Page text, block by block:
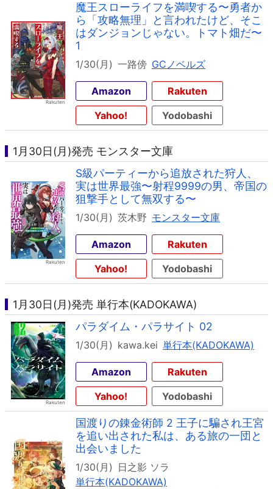
魔王スローライフを満喫する〜勇者か
ら「攻略無理」と言われたけど、そこ
はダンジョンじゃない。トマト畑だ〜
1
1/30(月) 一路傍 GCノベルズ
Amazon
Rakuten
Yahoo!
Yodobashi
1月30日(月)発売 モンスター文庫
S級パーティーから追放された狩人、
実は世界最強〜射程9999の男、帝国の
狙撃手として無双する〜
1/30(月) 茨木野 モンスター文庫
Amazon
Rakuten
Yahoo!
Yodobashi
1月30日(月)発売 単行本(KADOKAWA)
パラダイム・パラサイト 02
1/30(月) kawa.kei 単行本(KADOKAWA)
Amazon
Rakuten
Yahoo!
Yodobashi
国渡りの錬金術師 2 王子に騙され王宮
を追い出された私は、ある旅の一団と
出会いました
1/30(月) 日之影 ソラ
単行本(KADOKAWA)